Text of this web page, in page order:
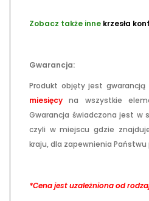
Zobacz także inne krzesła
Gwarancja:
Produkt objęty jest gwarancją
miesięcyna wszystkie
Gwarancja świadczona jest w
czyli w miejscu gdzie
kraju, dla zapewnienia
*Cena jest uzależniona od